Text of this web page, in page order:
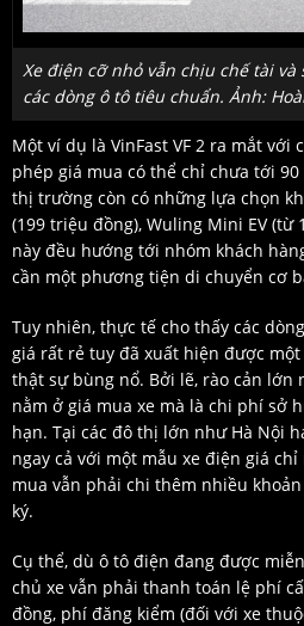
Xe điện cỡ nhỏ vẫn chịu chế tài
các dòng ô tô tiêu chuẩn. Ảnh:
Một ví dụ là VinFast VF 2 ra mắt
phép giá mua có thể chỉ chưa tới 90
thị trường còn có những lựa chọn
(199 triệu đồng), Wuling Mini EV (từ
này đều hướng tới nhóm khách
cần một phương tiện di chuyển cơ
Tuy nhiên, thực tế cho thấy các
giá rất rẻ tuy đã xuất hiện được
thật sự bùng nổ. Bởi lẽ, rào cản lớn
nằm ở giá mua xe mà là chi phí sở
hạn. Tại các đô thị lớn như Hà Nội
ngay cả với một mẫu xe điện giá
mua vẫn phải chi thêm nhiều
ký.
Cụ thể, dù ô tô điện đang được
chủ xe vẫn phải thanh toán lệ phí
đồng, phí đăng kiểm (đối với xe